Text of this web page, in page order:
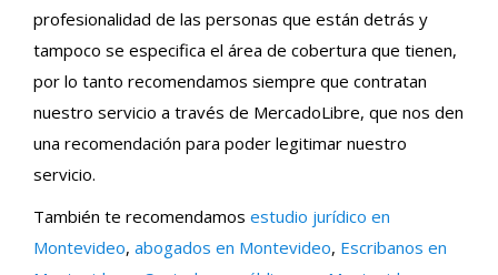
profesionalidad de las personas que están detrás y
tampoco se especifica el área de cobertura que tienen,
por lo tanto recomendamos siempre que contratan
nuestro servicio a través de MercadoLibre, que nos den
una recomendación para poder legitimar nuestro
servicio.
También te recomendamos estudio jurídico en
Montevideo, abogados en Montevideo, Escribanos en